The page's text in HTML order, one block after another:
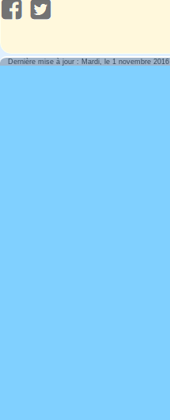
Dernière mise à jour : Mardi, le 1 novembre 2016